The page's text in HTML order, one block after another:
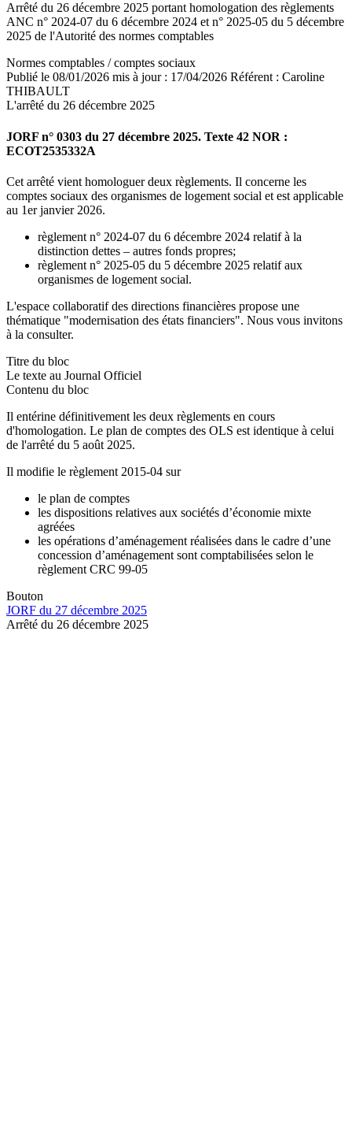
Arrêté du 26 décembre 2025 portant homologation des règlements
ANC n° 2024-07 du 6 décembre 2024 et n° 2025-05 du 5 décembre
2025 de l'Autorité des normes comptables
Normes comptables / comptes sociaux
Publié le 08/01/2026 mis à jour : 17/04/2026 Référent : Caroline
THIBAULT
L'arrêté du 26 décembre 2025
JORF n° 0303 du 27 décembre 2025. Texte 42 NOR :
ECOT2535332A
Cet arrêté vient homologuer deux règlements. Il concerne les
comptes sociaux des organismes de logement social et est applicable
au 1er janvier 2026.
règlement n° 2024-07 du 6 décembre 2024 relatif à la
distinction dettes – autres fonds propres;
règlement n° 2025-05 du 5 décembre 2025 relatif aux
organismes de logement social.
L'espace collaboratif des directions financières propose une
thématique "modernisation des états financiers". Nous vous invitons
à la consulter.
Titre du bloc
Le texte au Journal Officiel
Contenu du bloc
Il entérine définitivement les deux règlements en cours
d'homologation. Le plan de comptes des OLS est identique à celui
de l'arrêté du 5 août 2025.
Il modifie le règlement 2015-04 sur
le plan de comptes
les dispositions relatives aux sociétés d’économie mixte
agréées
les opérations d’aménagement réalisées dans le cadre d’une
concession d’aménagement sont comptabilisées selon le
règlement CRC 99-05
Bouton
JORF du 27 décembre 2025
Arrêté du 26 décembre 2025